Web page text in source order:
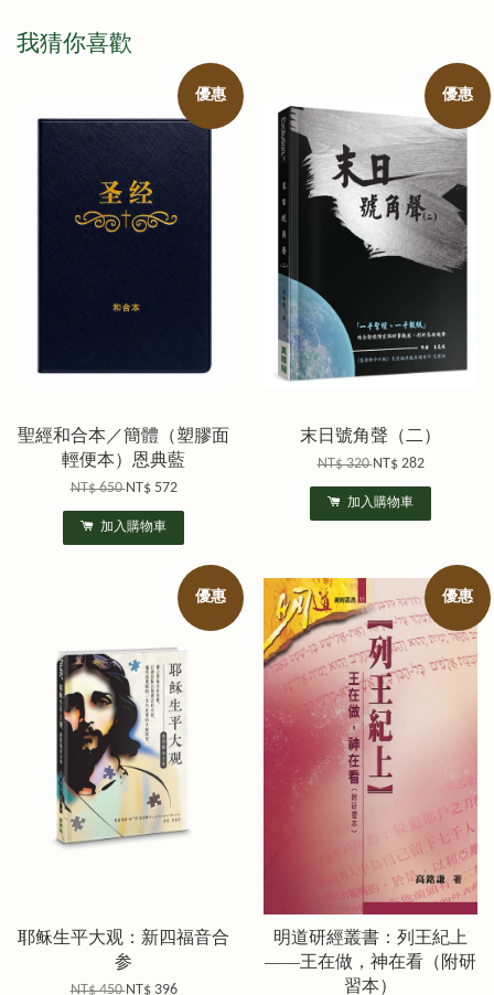
我猜你喜歡
優惠
聖經和合本／簡體（塑膠面
輕便本）恩典藍
NT$ 650NT$ 572
加入購物車
優惠
末日號角聲（二）
NT$ 320NT$ 282
加入購物車
優惠
耶稣生平大观：新四福音合
参
NT$ 450NT$ 396
優惠
明道研經叢書：列王紀上
——王在做，神在看（附研
習本）